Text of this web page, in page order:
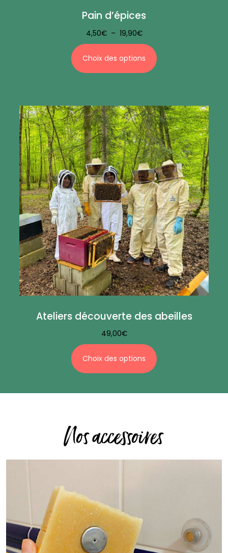
Pain d’épices
4,50€ – 19,90€
Choix des options
Ateliers découverte des abeilles
49,00€
Choix des options
Nos accessoires